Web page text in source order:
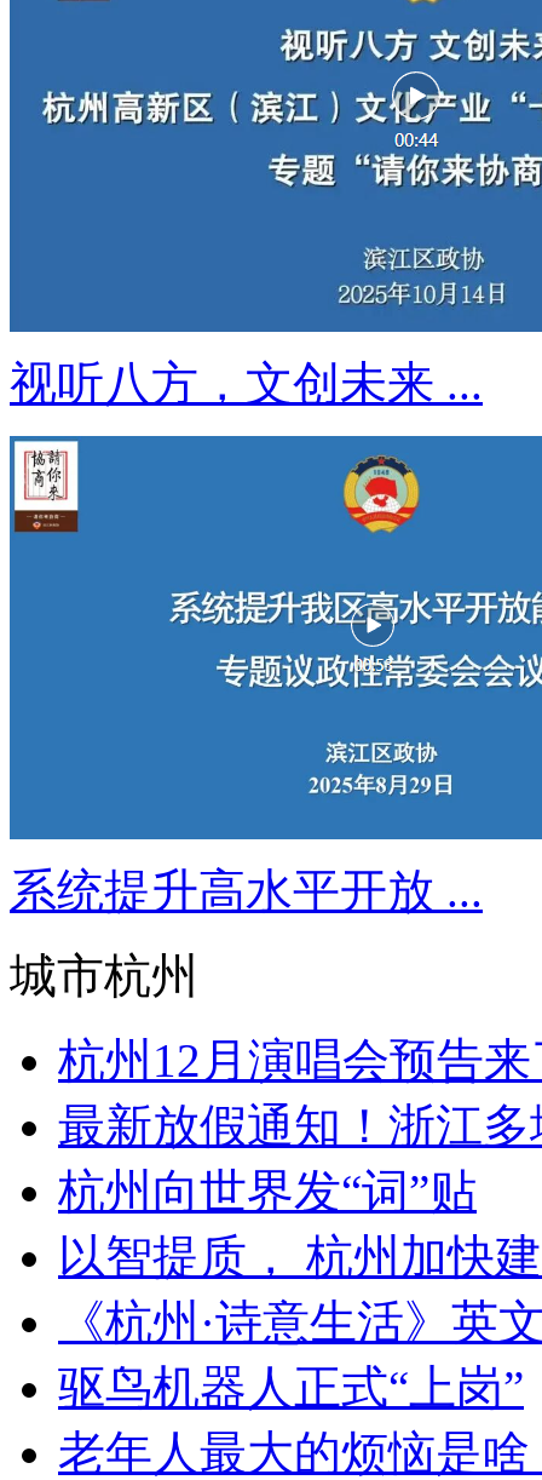
视听八方，文创未来 ...
系统提升高水平开放 ...
城市杭州
杭州12月演唱会预告来
最新放假通知！浙江
杭州向世界发“词”贴
以智提质， 杭州加快
《杭州·诗意生活》英
驱鸟机器人正式“上岗”
老年人最大的烦恼是